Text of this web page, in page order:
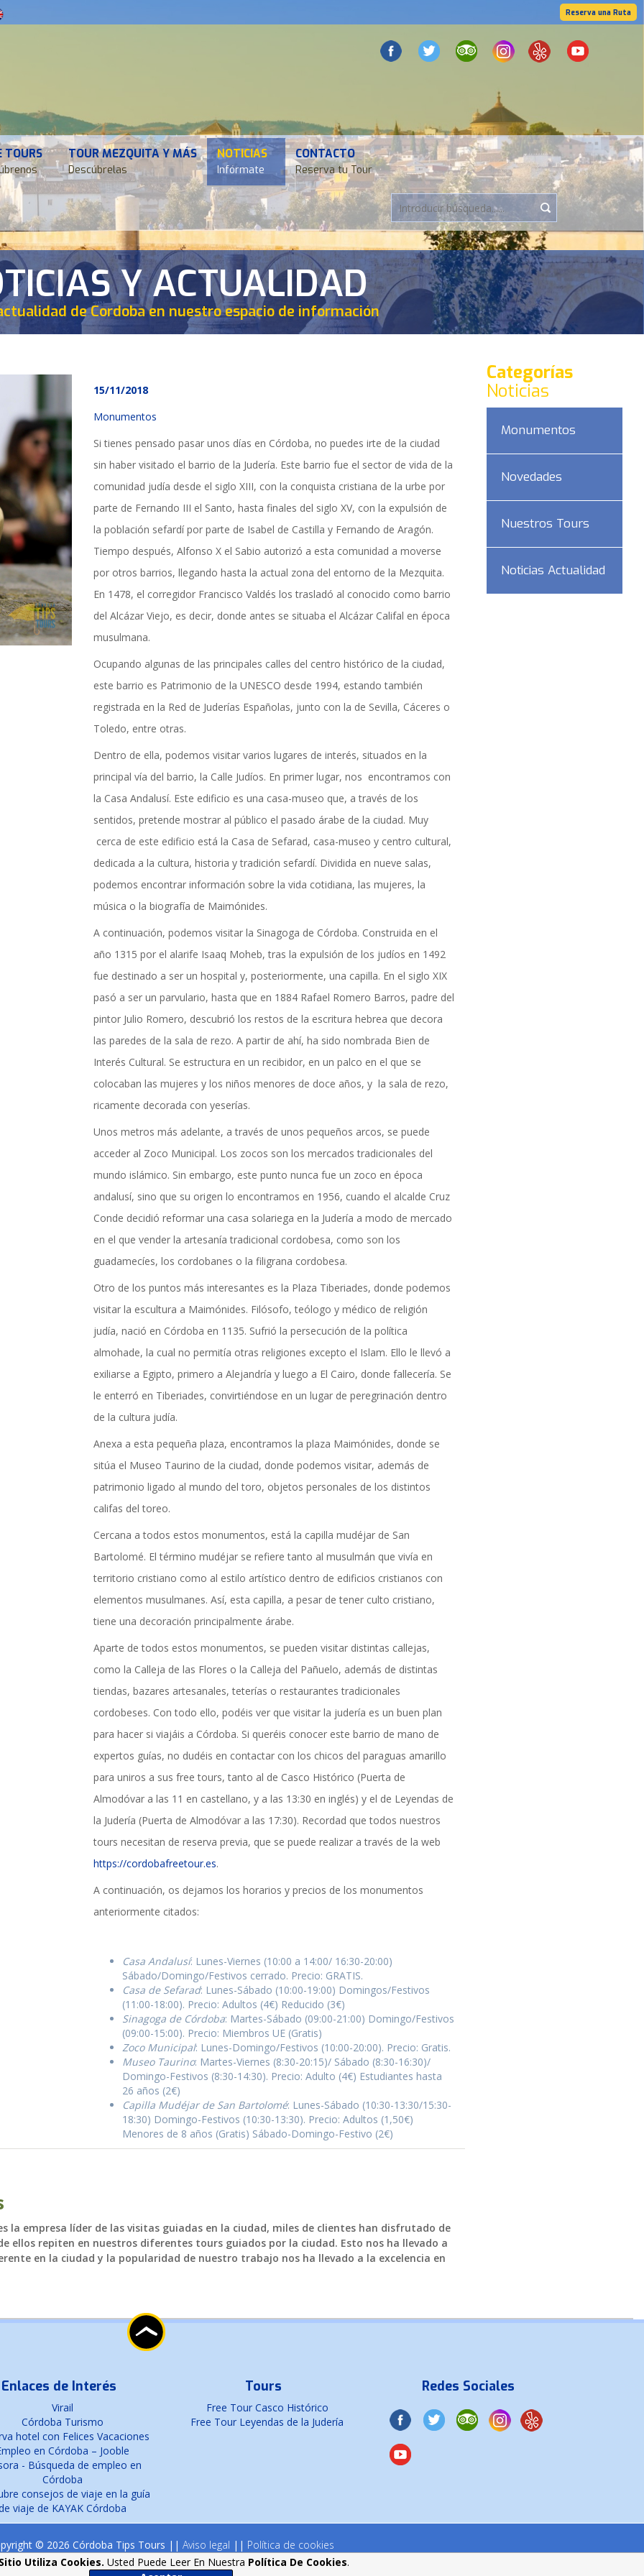
Reserva una Ruta
TOURS TOUR MEZQUITA Y MÁS
Descúbrelas
NOTICIAS
Infórmate
CONTACTO
Reserva tu Tour
Y ACTUALIDAD
de Cordoba en nuestro espacio de información
Y ACTUALIDAD
de Cordoba en nuestro espacio de información
Y ACTUALIDAD
actualidad de Cordoba en nuestro espacio de información
15/11/2018
Monumentos
Si tienes pensado pasar unos días en Córdoba, no puedes irte de la ciudad
sin haber visitado el barrio de la Judería. Este barrio fue el sector de vida de la
comunidad judía desde el siglo XIII, con la conquista cristiana de la urbe por
parte de Fernando III el Santo, hasta finales del siglo XV, con la expulsión de
la población sefardí por parte de Isabel de Castilla y Fernando de Aragón.
Tiempo después, Alfonso X el Sabio autorizó a esta comunidad a moverse
por otros barrios, llegando hasta la actual zona del entorno de la Mezquita.
En 1478, el corregidor Francisco Valdés los trasladó al conocido como barrio
del Alcázar Viejo, es decir, donde antes se situaba el Alcázar Califal en época
musulmana.
Ocupando algunas de las principales calles del centro histórico de la ciudad,
este barrio es Patrimonio de la UNESCO desde 1994, estando también
registrada en la Red de Juderías Españolas, junto con la de Sevilla, Cáceres o
Toledo, entre otras.
Dentro de ella, podemos visitar varios lugares de interés, situados en la
principal vía del barrio, la Calle Judíos. En primer lugar, nos encontramos con
la Casa Andalusí. Este edificio es una casa-museo que, a través de los
sentidos, pretende mostrar al público el pasado árabe de la ciudad. Muy
cerca de este edificio está la Casa de Sefarad, casa-museo y centro cultural,
dedicada a la cultura, historia y tradición sefardí. Dividida en nueve salas,
podemos encontrar información sobre la vida cotidiana, las mujeres, la
música o la biografía de Maimónides.
A continuación, podemos visitar la Sinagoga de Córdoba. Construida en el
año 1315 por el alarife Isaaq Moheb, tras la expulsión de los judíos en 1492
fue destinado a ser un hospital y, posteriormente, una capilla. En el siglo XIX
pasó a ser un parvulario, hasta que en 1884 Rafael Romero Barros, padre del
pintor Julio Romero, descubrió los restos de la escritura hebrea que decora
las paredes de la sala de rezo. A partir de ahí, ha sido nombrada Bien de
Interés Cultural. Se estructura en un recibidor, en un palco en el que se
colocaban las mujeres y los niños menores de doce años, y la sala de rezo,
ricamente decorada con yeserías.
Unos metros más adelante, a través de unos pequeños arcos, se puede
acceder al Zoco Municipal. Los zocos son los mercados tradicionales del
mundo islámico. Sin embargo, este punto nunca fue un zoco en época
andalusí, sino que su origen lo encontramos en 1956, cuando el alcalde Cruz
Conde decidió reformar una casa solariega en la Judería a modo de mercado
en el que vender la artesanía tradicional cordobesa, como son los
guadamecíes, los cordobanes o la filigrana cordobesa.
Otro de los puntos más interesantes es la Plaza Tiberiades, donde podemos
visitar la escultura a Maimónides. Filósofo, teólogo y médico de religión
judía, nació en Córdoba en 1135. Sufrió la persecución de la política
almohade, la cual no permitía otras religiones excepto el Islam. Ello le llevó a
exiliarse a Egipto, primero a Alejandría y luego a El Cairo, donde fallecería. Se
le enterró en Tiberiades, convirtiéndose en un lugar de peregrinación dentro
de la cultura judía.
Anexa a esta pequeña plaza, encontramos la plaza Maimónides, donde se
sitúa el Museo Taurino de la ciudad, donde podemos visitar, además de
patrimonio ligado al mundo del toro, objetos personales de los distintos
califas del toreo.
Cercana a todos estos monumentos, está la capilla mudéjar de San
Bartolomé. El término mudéjar se refiere tanto al musulmán que vivía en
territorio cristiano como al estilo artístico dentro de edificios cristianos con
elementos musulmanes. Así, esta capilla, a pesar de tener culto cristiano,
tiene una decoración principalmente árabe.
Aparte de todos estos monumentos, se pueden visitar distintas callejas,
como la Calleja de las Flores o la Calleja del Pañuelo, además de distintas
tiendas, bazares artesanales, teterías o restaurantes tradicionales
cordobeses. Con todo ello, podéis ver que visitar la judería es un buen plan
para hacer si viajáis a Córdoba. Si queréis conocer este barrio de mano de
expertos guías, no dudéis en contactar con los chicos del paraguas amarillo
para uniros a sus free tours, tanto al de Casco Histórico (Puerta de
Almodóvar a las 11 en castellano, y a las 13:30 en inglés) y el de Leyendas de
la Judería (Puerta de Almodóvar a las 17:30). Recordad que todos nuestros
tours necesitan de reserva previa, que se puede realizar a través de la web
https://cordobafreetour.es.
A continuación, os dejamos los horarios y precios de los monumentos
anteriormente citados:
Casa Andalusí: Lunes-Viernes (10:00 a 14:00/ 16:30-20:00)
Sábado/Domingo/Festivos cerrado. Precio: GRATIS.
Casa de Sefarad: Lunes-Sábado (10:00-19:00) Domingos/Festivos
(11:00-18:00). Precio: Adultos (4€) Reducido (3€)
Sinagoga de Córdoba: Martes-Sábado (09:00-21:00) Domingo/Festivos
(09:00-15:00). Precio: Miembros UE (Gratis)
Zoco Municipal: Lunes-Domingo/Festivos (10:00-20:00). Precio: Gratis.
Museo Taurino: Martes-Viernes (8:30-20:15)/ Sábado (8:30-16:30)/
Domingo-Festivos (8:30-14:30). Precio: Adulto (4€) Estudiantes hasta
26 años (2€)
Capilla Mudéjar de San Bartolomé: Lunes-Sábado (10:30-13:30/15:30-
18:30) Domingo-Festivos (10:30-13:30). Precio: Adultos (1,50€)
Menores de 8 años (Gratis) Sábado-Domingo-Festivo (2€)
la empresa líder de las visitas guiadas en la ciudad, miles de clientes han disfrutado de
ellos repiten en nuestros diferentes tours guiados por la ciudad. Esto nos ha llevado a
en la ciudad y la popularidad de nuestro trabajo nos ha llevado a la excelencia en
Categorías
Noticias
Monumentos
Novedades
Nuestros Tours
Noticias Actualidad
Enlaces de Interés
Virail
Córdoba Turismo
hotel con Felices Vacaciones
en Córdoba – Jooble
- Búsqueda de empleo en
Córdoba
consejos de viaje en la guía
de viaje de KAYAK Córdoba
Tours
Free Tour Casco Histórico
Free Tour Leyendas de la Judería
Redes Sociales
© 2026 Córdoba Tips Tours || Aviso legal || Política de cookies
Utiliza Cookies. Usted Puede Leer En Nuestra Política De Cookies.